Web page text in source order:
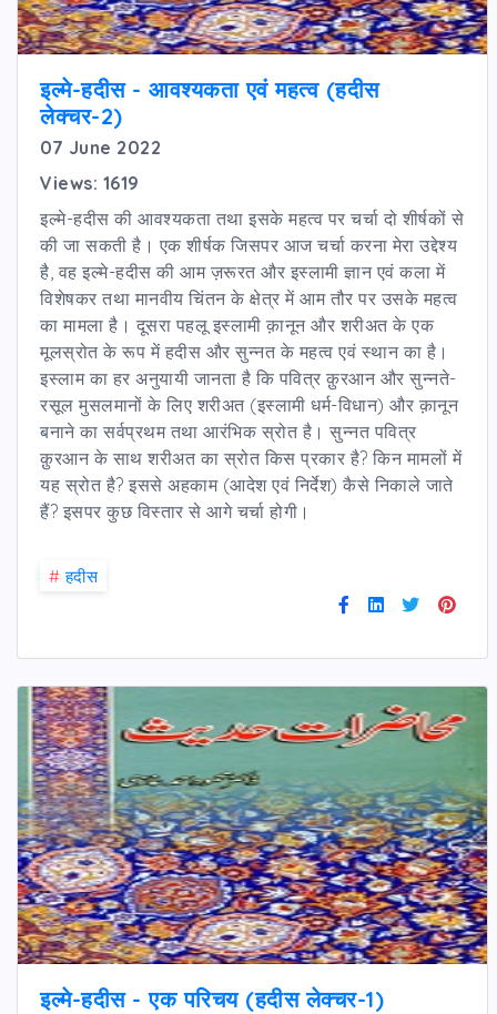
इल्मे-हदीस - आवश्यकता एवं महत्व (हदीस
लेक्चर-2)
07 June 2022
Views: 1619
इल्मे-हदीस की आवश्यकता तथा इसके महत्व पर चर्चा दो शीर्षकों से
की जा सकती है। एक शीर्षक जिसपर आज चर्चा करना मेरा उद्देश्य
है, वह इल्मे-हदीस की आम ज़रूरत और इस्लामी ज्ञान एवं कला में
विशेषकर तथा मानवीय चिंतन के क्षेत्र में आम तौर पर उसके महत्व
का मामला है। दूसरा पहलू इस्लामी क़ानून और शरीअत के एक
मूलस्रोत के रूप में हदीस और सुन्नत के महत्व एवं स्थान का है।
इस्लाम का हर अनुयायी जानता है कि पवित्र क़ुरआन और सुन्नते-
रसूल मुसलमानों के लिए शरीअत (इस्लामी धर्म-विधान) और क़ानून
बनाने का सर्वप्रथम तथा आरंभिक स्रोत है। सुन्नत पवित्र
क़ुरआन के साथ शरीअत का स्रोत किस प्रकार है? किन मामलों में
यह स्रोत है? इससे अहकाम (आदेश एवं निर्देश) कैसे निकाले जाते
हैं? इसपर कुछ विस्तार से आगे चर्चा होगी।
# हदीस
इल्मे-हदीस - एक परिचय (हदीस लेक्चर-1)